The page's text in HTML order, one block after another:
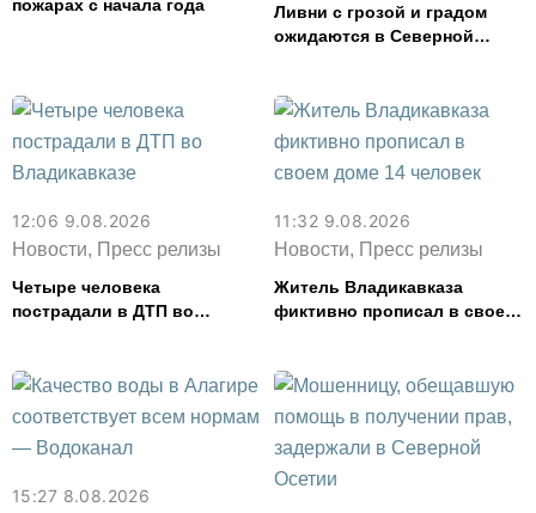
пожарах с начала года
Ливни с грозой и градом
ожидаются в Северной
12:06 9.08.2026
Новости, Пресс релизы
Четыре человека
пострадали в ДТП во
11:32 9.08.2026
Новости, Пресс релизы
Житель Владикавказа
фиктивно прописал в своем
15:27 8.08.2026